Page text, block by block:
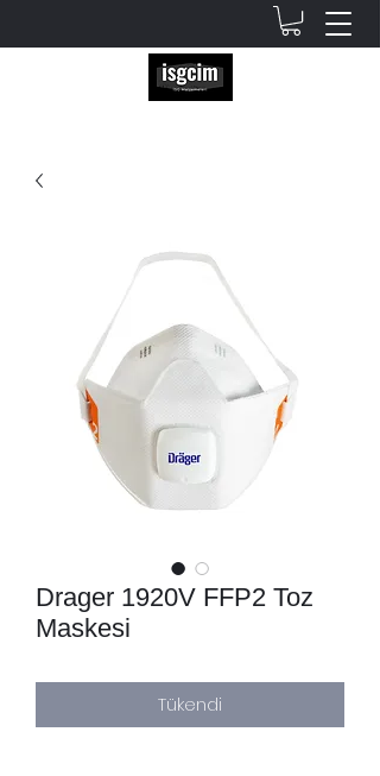
Drager 1920V FFP2 Toz
Maskesi
Tükendi